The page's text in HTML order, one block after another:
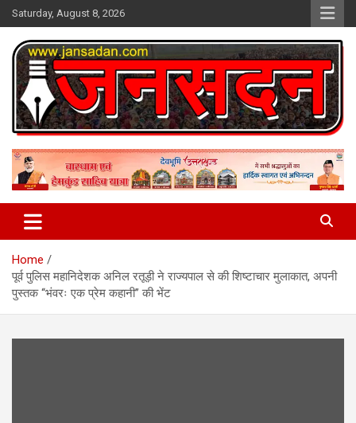
Skip
to
content
Saturday, August 8, 2026
Jan Sadan
Home
पूर्व पुलिस महानिदेशक अनिल रतूड़ी ने राज्यपाल से की शिष्टाचार मुलाकात, अपनी
पुस्तक ‘‘भंवरः एक प्रेम कहानी’’ की भेंट